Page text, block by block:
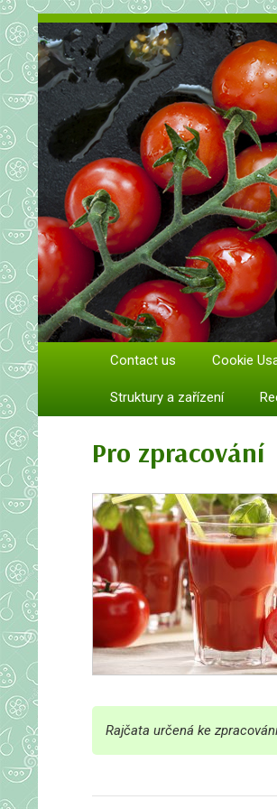
Vše o rajčatech.
Pěstování a péče o rajčata
Contact us Cookie
Struktury a zařízení
Pro zpracování
Rajčata určená ke